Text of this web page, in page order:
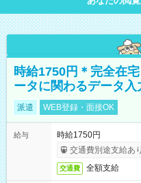
時給1750円＊完全在
ータに関わるデータ入
派遣 WEB登録・面接OK
給与
時給1750円
交通費別途支給あり
交通費 全額支給